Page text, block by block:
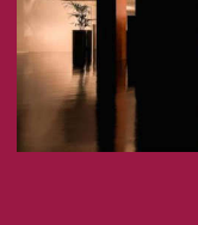
Sul lato beverage
importante, con un
selezione di cocktail
prodotti
distribuiti fra le due
cui pareti spiccano
La Chapelle, noto
e in pubblicità, in cui